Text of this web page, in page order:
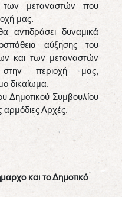
μεταναστών που
μας.
αντιδράσει δυναμικά
αύξησης του
και των μεταναστών
στην περιοχή μας,
δικαίωμα.
Συμβουλίου
αρμόδιες Αρχές.
και το Δημοτικό